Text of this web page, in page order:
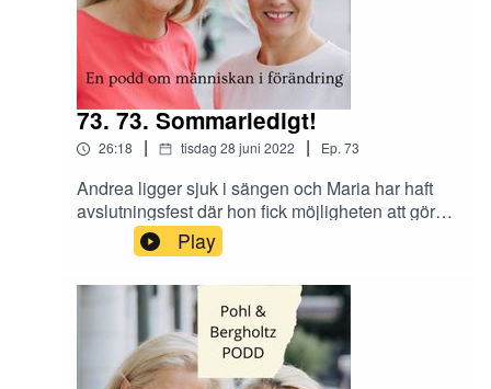
73. 73. Sommarledigt!
26:18 | tisdag 28 juni 2022 | Ep. 73
Andrea ligger sjuk i sängen och Maria har haft
avslutningsfest där hon fick möjligheten att göra
en årssammanfattning för sina anställda. Vad är
det egentligen som har hänt hittills i år och hur
kan man bäst sätta sig ner och reflektera?Maria
övertalar kandidater att byta jobb, men vad är det
man ska tänka på som kandidat? När blir man
egentligen senior i sin roll?
Play